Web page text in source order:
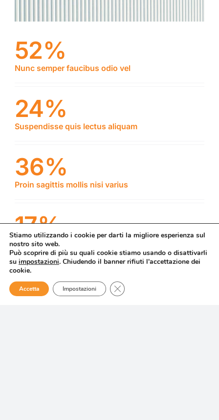
52%
Nunc semper faucibus odio vel
24%
Suspendisse quis lectus aliquam
36%
Proin sagittis mollis nisi varius
17%
Fusce placerat tristique sollicitud
Stiamo utilizzando i cookie per darti la migliore esperienza sul
nostro sito web.
Può scoprire di più su quali cookie stiamo usando o disattivarli
su impostazioni. Chiudendo il banner rifiuti l'accettazione dei
cookie.
Accetta Impostazioni Close GDPR Cookie Banner